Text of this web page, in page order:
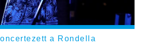
a Rondella